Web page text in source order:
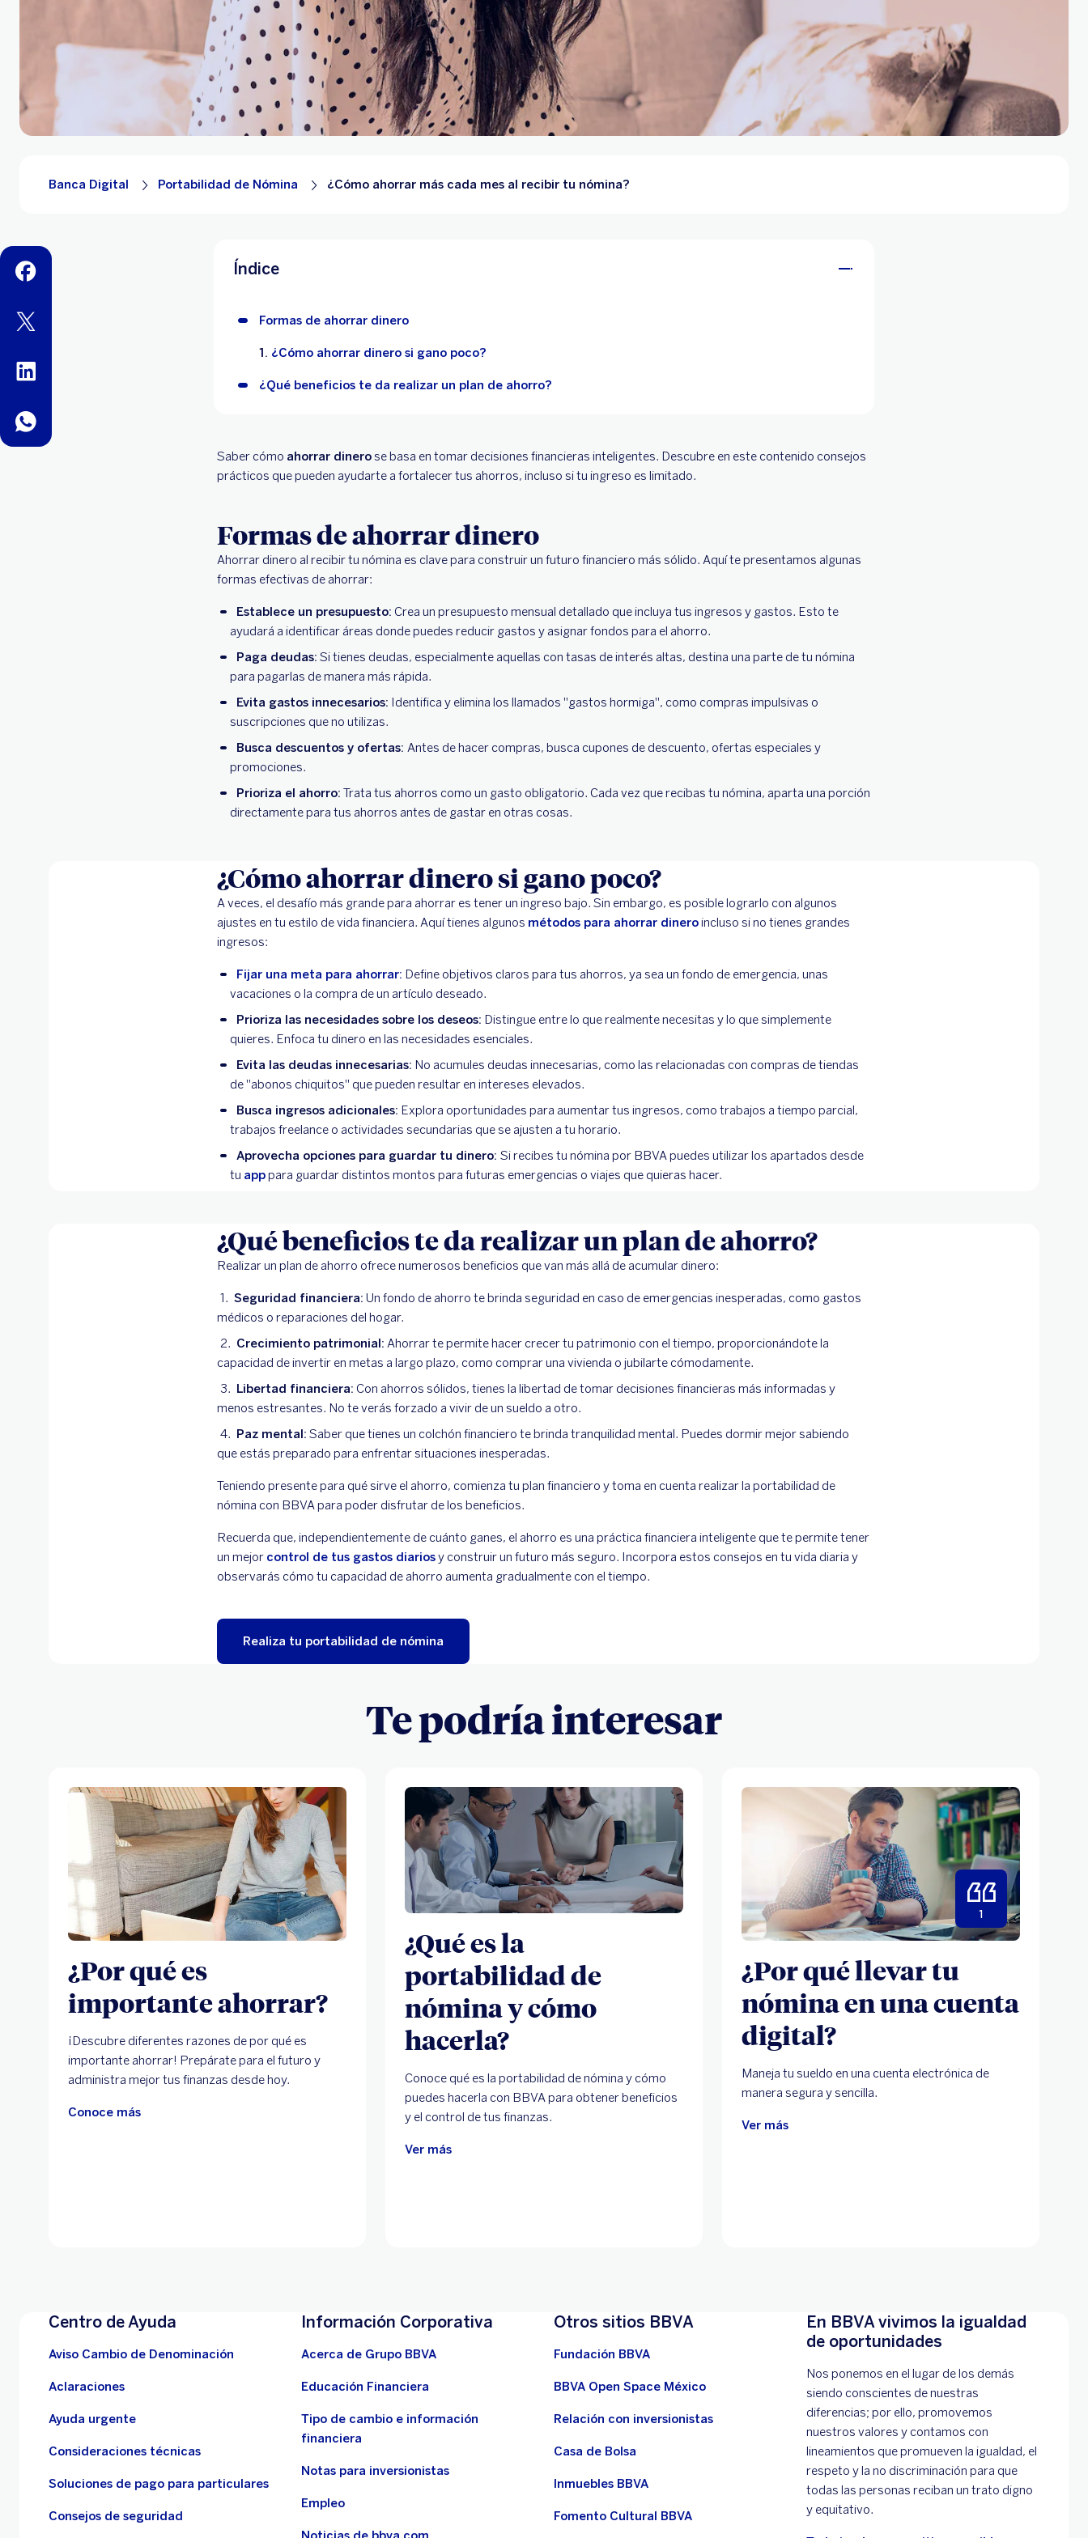
facebook
twitter
linkedin
whatsapp
Banca Digital Portabilidad de Nómina ¿Cómo ahorrar más cada mes al recibir tu nómina?
Índice
Formas de ahorrar dinero
¿Cómo ahorrar dinero si gano poco?
¿Qué beneficios te da realizar un plan de ahorro?
Saber cómo ahorrar dinerose basa en tomar decisiones financieras inteligentes. Descubre en este contenido consejos
prácticos que pueden ayudarte a fortalecer tus ahorros, incluso si tu ingreso es limitado.
Formas de ahorrar dinero
Ahorrar dinero al recibir tu nómina es clave para construir un futuro financiero más sólido. Aquí te presentamos algunas
formas efectivas de ahorrar:
Establece un presupuesto: Crea un presupuesto mensual detallado que incluya tus ingresos y gastos. Esto te
ayudará a identificar áreas donde puedes reducir gastos y asignar fondos para el ahorro.
Paga deudas: Si tienes deudas, especialmente aquellas con tasas de interés altas, destina una parte de tu nómina
para pagarlas de manera más rápida.
Evita gastos innecesarios: Identifica y elimina los llamados "gastos hormiga", como compras impulsivas o
suscripciones que no utilizas.
Busca descuentos y ofertas: Antes de hacer compras, busca cupones de descuento, ofertas especiales y
promociones.
Prioriza el ahorro: Trata tus ahorros como un gasto obligatorio. Cada vez que recibas tu nómina, aparta una porción
directamente para tus ahorros antes de gastar en otras cosas.
¿Cómo ahorrar dinero si gano poco?
A veces, el desafío más grande para ahorrar es tener un ingreso bajo. Sin embargo, es posible lograrlo con algunos
ajustes en tu estilo de vida financiera. Aquí tienes algunos métodos para ahorrar dineroincluso si no tienes grandes
ingresos:
Fijar una meta para ahorrar: Define objetivos claros para tus ahorros, ya sea un fondo de emergencia, unas
vacaciones o la compra de un artículo deseado.
Prioriza las necesidades sobre los deseos: Distingue entre lo que realmente necesitas y lo que simplemente
quieres. Enfoca tu dinero en las necesidades esenciales.
Evita las deudas innecesarias: No acumules deudas innecesarias, como las relacionadas con compras de tiendas
de "abonos chiquitos" que pueden resultar en intereses elevados.
Busca ingresos adicionales: Explora oportunidades para aumentar tus ingresos, como trabajos a tiempo parcial,
trabajos freelance o actividades secundarias que se ajusten a tu horario.
Aprovecha opciones para guardar tu dinero: Si recibes tu nómina por BBVA puedes utilizar los apartados desde
tu apppara guardar distintos montos para futuras emergencias o viajes que quieras hacer.
¿Qué beneficios te da realizar un plan de ahorro?
Realizar un plan de ahorro ofrece numerosos beneficios que van más allá de acumular dinero:
Seguridad financiera: Un fondo de ahorro te brinda seguridad en caso de emergencias inesperadas, como gastos
médicos o reparaciones del hogar.
Crecimiento patrimonial: Ahorrar te permite hacer crecer tu patrimonio con el tiempo, proporcionándote la
capacidad de invertir en metas a largo plazo, como comprar una vivienda o jubilarte cómodamente.
Libertad financiera: Con ahorros sólidos, tienes la libertad de tomar decisiones financieras más informadas y
menos estresantes. No te verás forzado a vivir de un sueldo a otro.
Paz mental: Saber que tienes un colchón financiero te brinda tranquilidad mental. Puedes dormir mejor sabiendo
que estás preparado para enfrentar situaciones inesperadas.
Teniendo presente para qué sirve el ahorro, comienza tu plan financiero y toma en cuenta realizar la portabilidad de
nómina con BBVA para poder disfrutar de los beneficios.
Recuerda que, independientemente de cuánto ganes, el ahorro es una práctica financiera inteligente que te permite tener
un mejor control de tus gastos diariosy construir un futuro más seguro. Incorpora estos consejos en tu vida diaria y
observarás cómo tu capacidad de ahorro aumenta gradualmente con el tiempo.
Realiza tu portabilidad de nómina
Te podría interesar
¿Por qué es
importante ahorrar?
¡Descubre diferentes razones de por qué es
importante ahorrar! Prepárate para el futuro y
administra mejor tus finanzas desde hoy.
Conoce más
¿Qué es la
portabilidad de
nómina y cómo
hacerla?
Conoce qué es la portabilidad de nómina y cómo
puedes hacerla con BBVA para obtener beneficios
y el control de tus finanzas.
Ver más
1
¿Por qué llevar tu
nómina en una cuenta
digital?
Maneja tu sueldo en una cuenta electrónica de
manera segura y sencilla.
Ver más
Centro de Ayuda
Aviso Cambio de Denominación
Aclaraciones
Ayuda urgente
Consideraciones técnicas
Soluciones de pago para particulares
Consejos de seguridad
Información Corporativa
Acerca de Grupo BBVA
Educación Financiera
Tipo de cambio e información
financiera
Notas para inversionistas
Empleo
Otros sitios BBVA
Fundación BBVA
BBVA Open Space México
Relación con inversionistas
Casa de Bolsa
Inmuebles BBVA
Fomento Cultural BBVA
En BBVA vivimos la igualdad
de oportunidades
Nos ponemos en el lugar de los demás
siendo conscientes de nuestras
diferencias; por ello, promovemos
nuestros valores y contamos con
lineamientos que promueven la igualdad, el
respeto y la no discriminación para que
todas las personas reciban un trato digno
y equitativo.